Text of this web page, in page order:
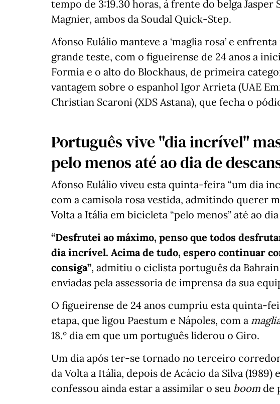
tempo de 3:19.30 horas, à frente do belga Jasper
Magnier, ambos da Soudal Quick-Step.
Afonso Eulálio manteve a ‘maglia rosa’ e
grande teste, com o figueirense de 24 anos a
Formia e o alto do Blockhaus, de primeira
vantagem sobre o espanhol Igor Arrieta (UAE
Christian Scaroni (XDS Astana), que fecha o
Português vive "dia incrível"
pelo menos até ao dia de
Afonso Eulálio viveu esta quinta-feira “um dia
com a camisola rosa vestida, admitindo querer
Volta a Itália em bicicleta “pelo menos” até ao
“Desfrutei ao máximo, penso que todos
dia incrível. Acima de tudo, espero continuar
consiga”, admitiu o ciclista português da
enviadas pela assessoria de imprensa da sua
O figueirense de 24 anos cumpriu esta quinta-
etapa, que ligou Paestum e Nápoles, com a
18.º dia em que um português liderou o Giro.
Um dia após ter-se tornado no terceiro
da Volta a Itália, depois de Acácio da Silva (1989)
confessou ainda estar a assimilar o seu boom de